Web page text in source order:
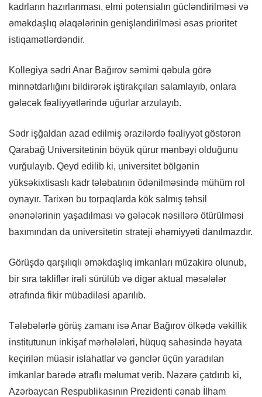
kadrların hazırlanması, elmi potensialın gücləndirilməsi və
əməkdaşlıq əlaqələrinin genişləndirilməsi əsas prioritet
istiqamətlərdəndir.
Kollegiya sədri Anar Bağırov səmimi qəbula görə
minnətdarlığını bildirərək iştirakçıları salamlayıb, onlara
gələcək fəaliyyətlərində uğurlar arzulayıb.
Sədr işğaldan azad edilmiş ərazilərdə fəaliyyət göstərən
Qarabağ Universitetinin böyük qürur mənbəyi olduğunu
vurğulayıb. Qeyd edilib ki, universitet bölgənin
yüksəkixtisaslı kadr tələbatının ödənilməsində mühüm rol
oynayır. Tarixən bu torpaqlarda kök salmış təhsil
ənənələrinin yaşadılması və gələcək nəsillərə ötürülməsi
baxımından da universitetin strateji əhəmiyyəti danılmazdır.
Görüşdə qarşılıqlı əməkdaşlıq imkanları müzakirə olunub,
bir sıra təkliflər irəli sürülüb və digər aktual məsələlər
ətrafında fikir mübadiləsi aparılıb.
Tələbələrlə görüş zamanı isə Anar Bağırov ölkədə vəkillik
institutunun inkişaf mərhələləri, hüquq sahəsində həyata
keçirilən müasir islahatlar və gənclər üçün yaradılan
imkanlar barədə ətraflı məlumat verib. Nəzərə çatdırıb ki,
Azərbaycan Respublikasının Prezidenti cənab İlham